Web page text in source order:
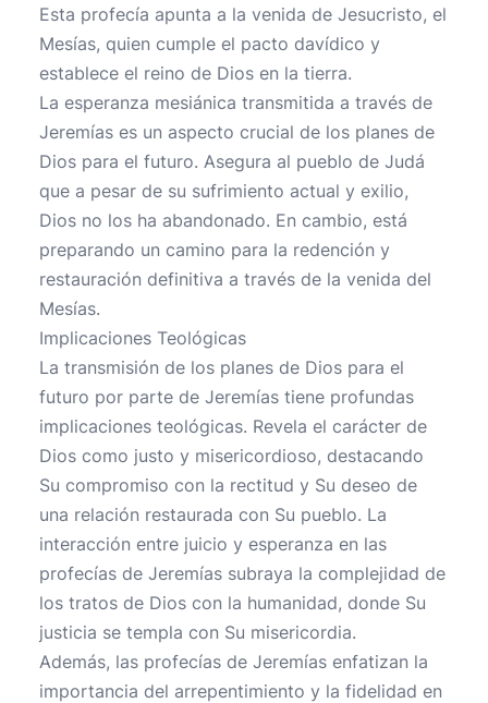
Esta profecía apunta a la venida de Jesucristo, el
Mesías, quien cumple el pacto davídico y
establece el reino de Dios en la tierra.
La esperanza mesiánica transmitida a través de
Jeremías es un aspecto crucial de los planes de
Dios para el futuro. Asegura al pueblo de Judá
que a pesar de su sufrimiento actual y exilio,
Dios no los ha abandonado. En cambio, está
preparando un camino para la redención y
restauración definitiva a través de la venida del
Mesías.
Implicaciones Teológicas
La transmisión de los planes de Dios para el
futuro por parte de Jeremías tiene profundas
implicaciones teológicas. Revela el carácter de
Dios como justo y misericordioso, destacando
Su compromiso con la rectitud y Su deseo de
una relación restaurada con Su pueblo. La
interacción entre juicio y esperanza en las
profecías de Jeremías subraya la complejidad de
los tratos de Dios con la humanidad, donde Su
justicia se templa con Su misericordia.
Además, las profecías de Jeremías enfatizan la
importancia del arrepentimiento y la fidelidad en